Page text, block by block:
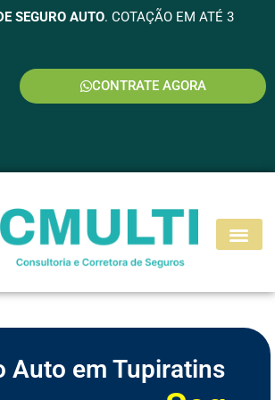
SEGURO AUTO. COTAÇÃO EM ATÉ 3
CONTRATE AGORA
SEGURO MOTO
Auto em Tupiratins